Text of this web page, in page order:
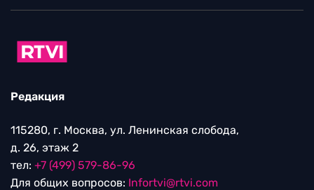
Редакция
115280, г. Москва, ул. Ленинская слобода,
д. 26, этаж 2
тел: +7 (499) 579-86-96
Для общих вопросов: Infortvi@rtvi.com